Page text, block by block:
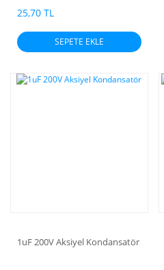
25,70 TL
SEPETE EKLE
1uF 200V Aksiyel Kondansatör